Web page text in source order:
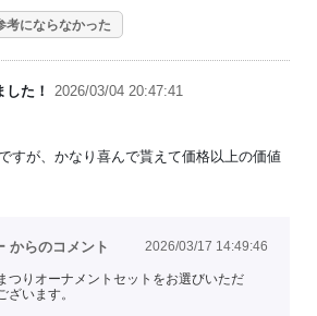
考にならなかった
した！
2026/03/04 20:47:41
すが、かなり喜んで貰えて価格以上の価値
からのコメント 2026/03/17 14:49:46
つりオーナメントセットをお選びいただ
ざいます。